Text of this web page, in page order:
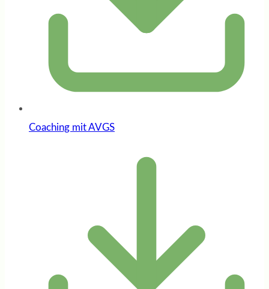
Coaching mit AVGS